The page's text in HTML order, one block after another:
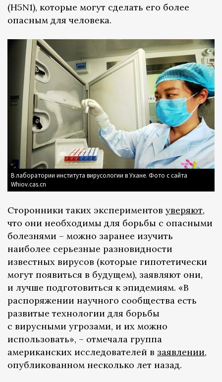
(H5N1), которые могут сделать его более
опасным для человека.
В лаборатории института вирусологии в Ухане. Фото с сайта
Whiov.cas.cn
Сторонники таких экспериментов уверяют,
что они необходимы для борьбы с опасными
болезнями – можно заранее изучить
наиболее серьезные разновидности
известных вирусов (которые гипотетически
могут появиться в будущем), заявляют они,
и лучше подготовиться к эпидемиям. «В
распоряжении научного сообщества есть
развитые технологии для борьбы
с вирусными угрозами, и их можно
использовать», – отмечала группа
американских исследователей в заявлении,
опубликованном несколько лет назад.